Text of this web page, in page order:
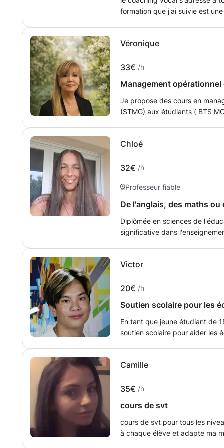
formation que j'ai suivie est
voix.
Véronique
33€ /h
Je propose des cours en
(STMG) aux étudiants ( BTS
compétences directement
préparation aux examens.
pratiques pour progresser
Chloé
32€ /h
Professeur fiable
De l'anglais, des maths
Diplômée en sciences de
significative dans
de gagner en autonomie.
Victor
20€ /h
Soutien scolaire pour les
En tant que jeune étudiant de
soutien scolaire pour aider les
connaissances et mes
personnalisée aux étudiants
que tuteur, je suis prêt à
fournir une assistance
nouvelles méthodes et à
Camille
35€ /h
cours de svt
cours de svt pour tous les
à chaque élève et adapte ma